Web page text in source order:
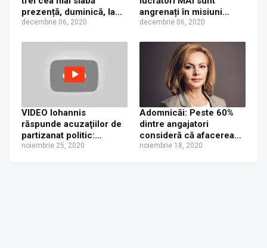
prezență, duminică, la
votul pentru alegerile
decembrie 06, 2020
angrenați în misiuni
pentru siguranța
decembrie 06, 2020
VIDEO Iohannis
răspunde acuzaţiilor de
partizanat politic:
Constituţia spune că
noiembrie 25, 2020
Adomnicăi: Peste 60%
dintre angajatori
consideră că afacerea
lor se află într-o mare
noiembrie 18, 2020